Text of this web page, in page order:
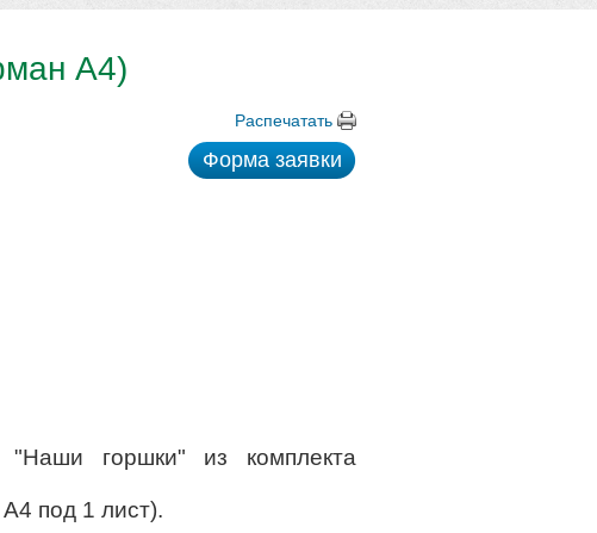
А4)
Распечатать
Форма заявки
"Наши горшки" из комплекта
под 1 лист).